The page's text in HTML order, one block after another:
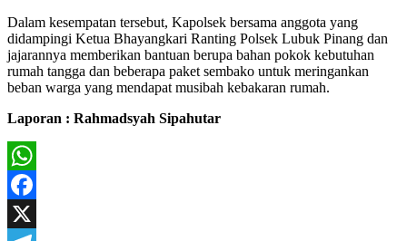
Dalam kesempatan tersebut, Kapolsek bersama anggota yang
didampingi Ketua Bhayangkari Ranting Polsek Lubuk Pinang dan
jajarannya memberikan bantuan berupa bahan pokok kebutuhan
rumah tangga dan beberapa paket sembako untuk meringankan
beban warga yang mendapat musibah kebakaran rumah.
Laporan : Rahmadsyah Sipahutar
WhatsApp
Facebook